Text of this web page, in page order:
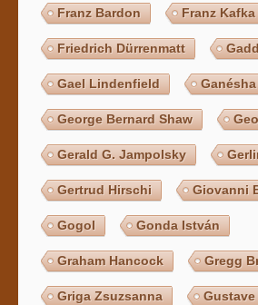
Franz Bardon Franz Kafka
Friedrich Dürrenmatt
Gael Lindenfield Ganésha
George Bernard Shaw
Gerald G. Jampolsky
Gertrud Hirschi Giovanni
Gogol Gonda István
Graham Hancock Gregg
Griga Zsuzsanna